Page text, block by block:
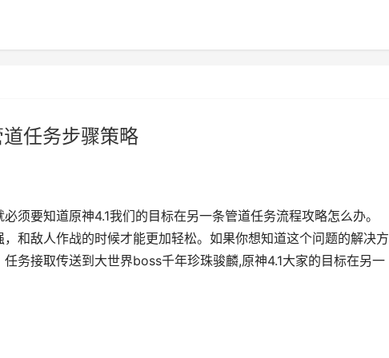
任务步骤策略
须要知道原神4.1我们的目标在另一条管道任务流程攻略怎么办。
和敌人作战的时候才能更加轻松。如果你想知道这个问题的解决方
务接取传送到大世界boss千年珍珠骏麟,原神4.1大家的目标在另一